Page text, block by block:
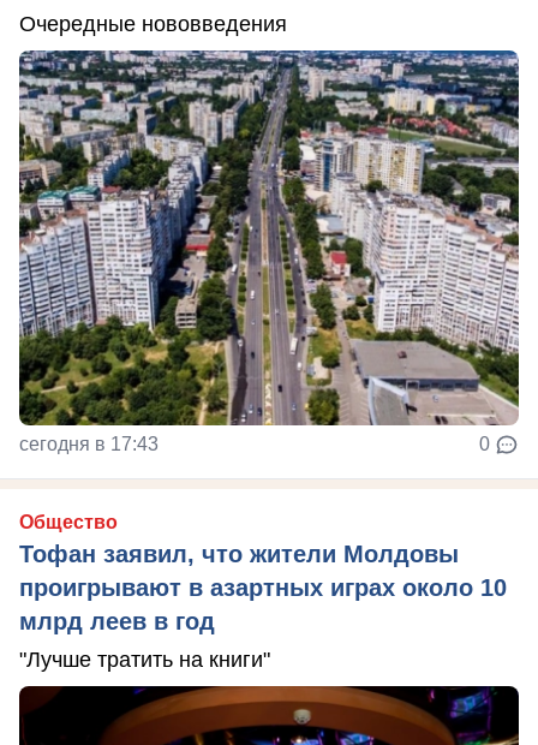
Очередные нововведения
сегодня в 17:43 0
Общество
Тофан заявил, что жители Молдовы
проигрывают в азартных играх около 10
млрд леев в год
"Лучше тратить на книги"